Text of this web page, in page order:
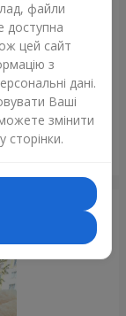
файли
доступна
цей сайт
з
дані.
Ваші
змінити
сторінки.